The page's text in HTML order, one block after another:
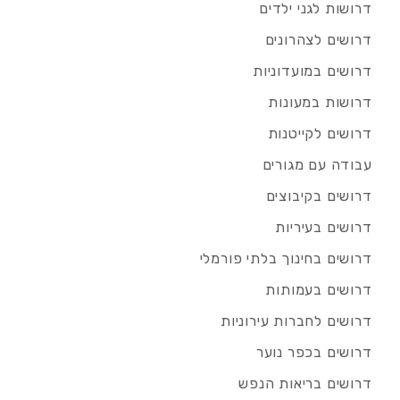
דרושות לגני ילדים
דרושים לצהרונים
דרושים במועדוניות
דרושות במעונות
דרושים לקייטנות
עבודה עם מגורים
דרושים בקיבוצים
דרושים בעיריות
דרושים בחינוך בלתי פורמלי
דרושים בעמותות
דרושים לחברות עירוניות
דרושים בכפר נוער
דרושים בריאות הנפש